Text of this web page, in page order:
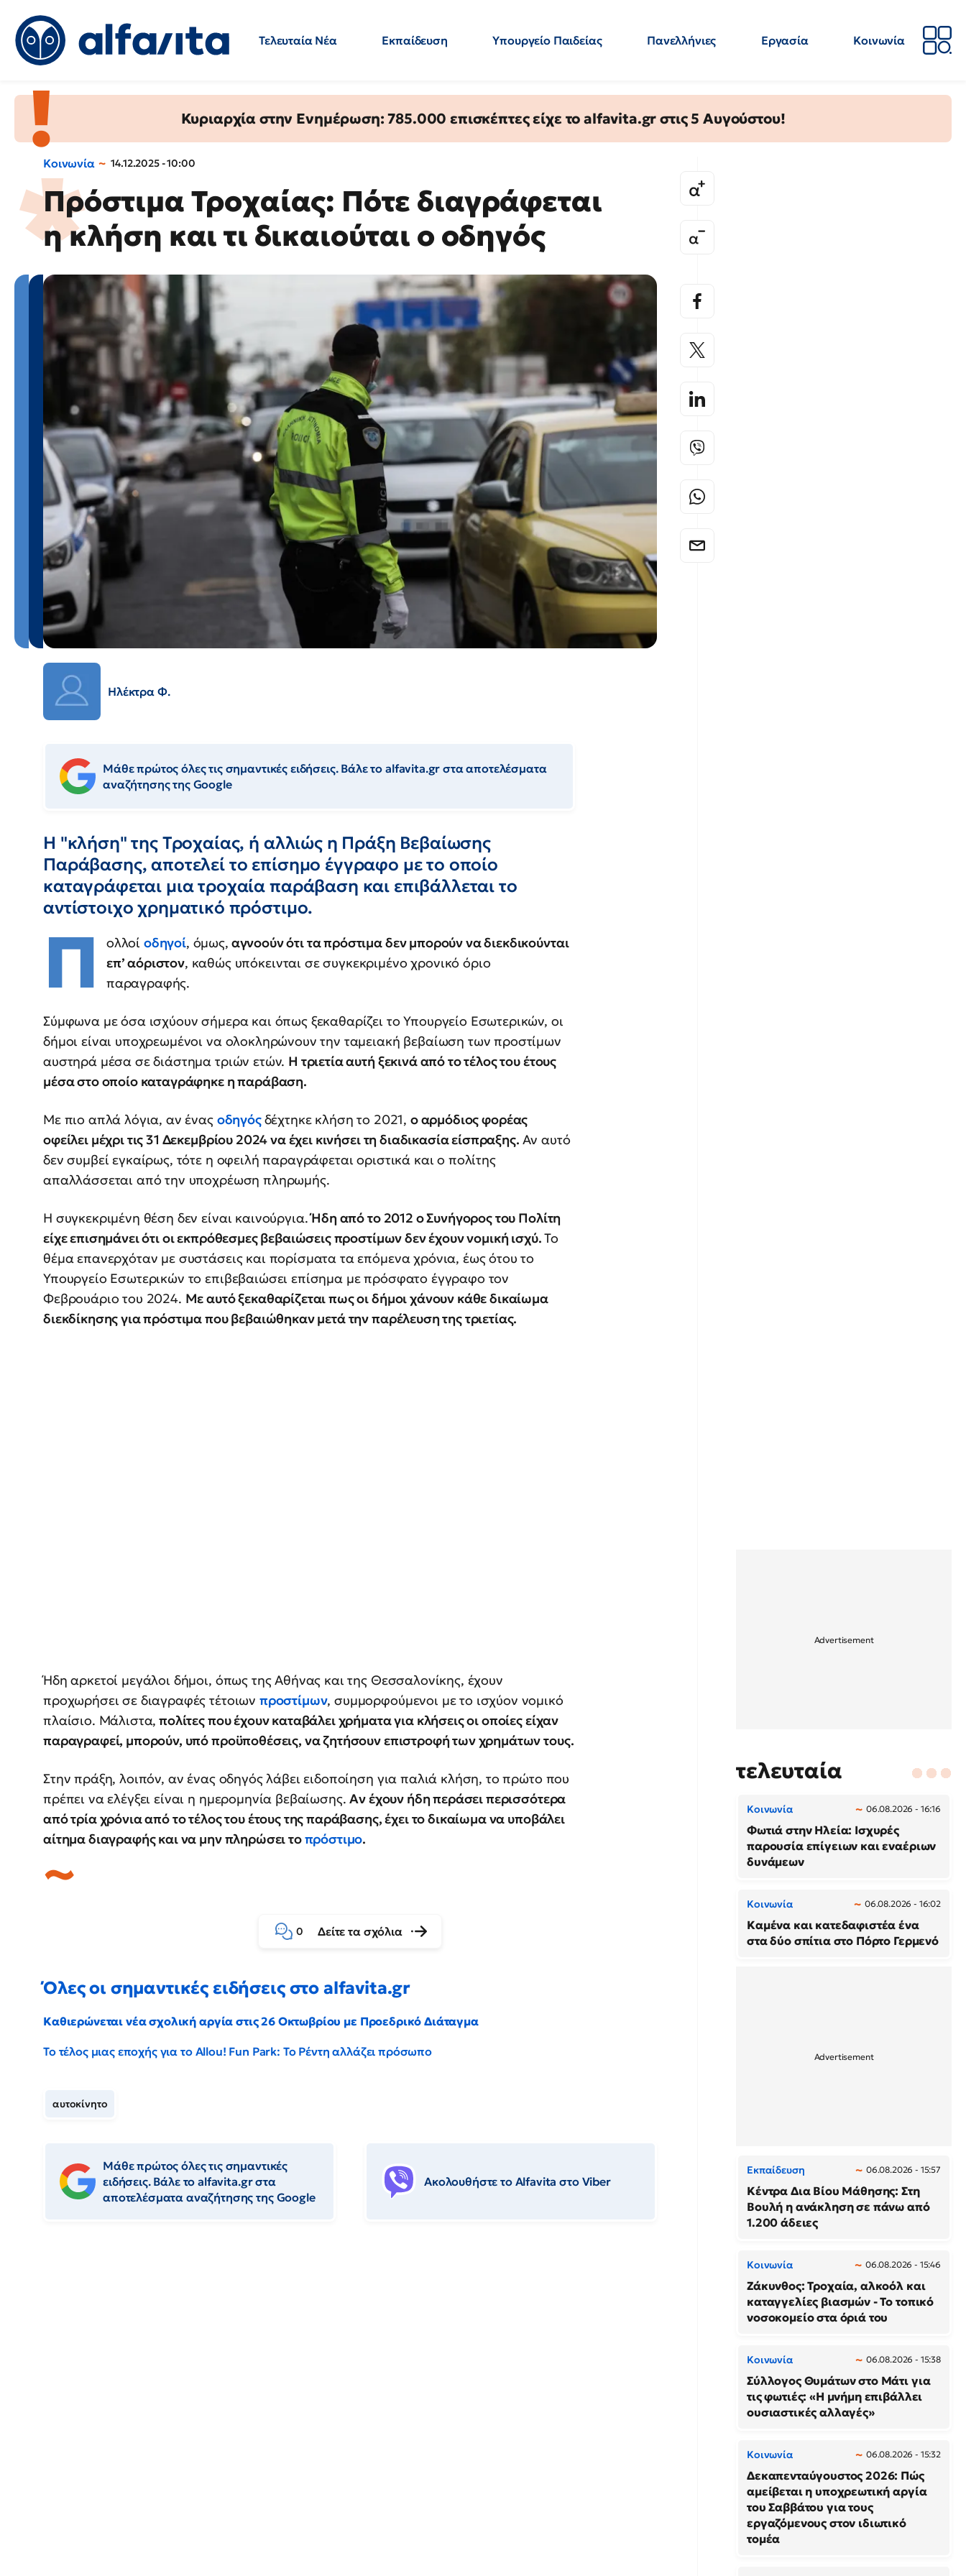
Τελευταία Νέα Εκπαίδευση Υπουργείο Παιδείας Πανελλήνιες Εργασία
Κοινωνία
Κυριαρχία στην Ενημέρωση: 785.000 επισκέπτες είχε το alfavita.gr στις 5 Αυγούστου!
Κοινωνία 14.12.2025 - 10:00
Πρόστιμα Τροχαίας: Πότε διαγράφεται
η κλήση και τι δικαιούται ο οδηγός
Ηλέκτρα Φ.
Μάθε πρώτος όλες τις σημαντικές ειδήσεις. Βάλε το alfavita.gr στα αποτελέσματα
αναζήτησης της Google
Η "κλήση" της Τροχαίας, ή αλλιώς η Πράξη Βεβαίωσης
Παράβασης, αποτελεί το επίσημο έγγραφο με το οποίο
καταγράφεται μια τροχαία παράβαση και επιβάλλεται το
αντίστοιχο χρηματικό πρόστιμο.
Π ολλοί οδηγοί, όμως, αγνοούν ότι τα πρόστιμα δεν μπορούν να διεκδικούνται
επ’ αόριστον, καθώς υπόκεινται σε συγκεκριμένο χρονικό όριο
παραγραφής.
Σύμφωνα με όσα ισχύουν σήμερα και όπως ξεκαθαρίζει το Υπουργείο Εσωτερικών, οι
δήμοι είναι υποχρεωμένοι να ολοκληρώνουν την ταμειακή βεβαίωση των προστίμων
αυστηρά μέσα σε διάστημα τριών ετών. Η τριετία αυτή ξεκινά από το τέλος του έτους
μέσα στο οποίο καταγράφηκε η παράβαση.
Με πιο απλά λόγια, αν ένας οδηγόςδέχτηκε κλήση το 2021, ο αρμόδιος φορέας
οφείλει μέχρι τις 31 Δεκεμβρίου 2024 να έχει κινήσει τη διαδικασία είσπραξης. Αν αυτό
δεν συμβεί εγκαίρως, τότε η οφειλή παραγράφεται οριστικά και ο πολίτης
απαλλάσσεται από την υποχρέωση πληρωμής.
Η συγκεκριμένη θέση δεν είναι καινούργια.Ήδη από το 2012 ο Συνήγορος του Πολίτη
είχε επισημάνει ότι οι εκπρόθεσμες βεβαιώσεις προστίμων δεν έχουν νομική ισχύ.Το
θέμα επανερχόταν με συστάσεις και πορίσματα τα επόμενα χρόνια, έως ότου το
Υπουργείο Εσωτερικών το επιβεβαιώσει επίσημα με πρόσφατο έγγραφο τον
Φεβρουάριο του 2024. Με αυτό ξεκαθαρίζεται πως οι δήμοι χάνουν κάθε δικαίωμα
διεκδίκησης για πρόστιμα που βεβαιώθηκαν μετά την παρέλευση της τριετίας.
Ήδη αρκετοί μεγάλοι δήμοι, όπως της Αθήνας και της Θεσσαλονίκης, έχουν
προχωρήσει σε διαγραφές τέτοιων προστίμων, συμμορφούμενοι με το ισχύον νομικό
πλαίσιο. Μάλιστα, πολίτες που έχουν καταβάλει χρήματα για κλήσεις οι οποίες είχαν
παραγραφεί, μπορούν, υπό προϋποθέσεις, να ζητήσουν επιστροφή των χρημάτων τους.
Στην πράξη, λοιπόν, αν ένας οδηγός λάβει ειδοποίηση για παλιά κλήση, το πρώτο που
πρέπει να ελέγξει είναι η ημερομηνία βεβαίωσης.Αν έχουν ήδη περάσει περισσότερα
από τρία χρόνια από το τέλος του έτους της παράβασης, έχει το δικαίωμα να υποβάλει
αίτημα διαγραφής και να μην πληρώσει τοπρόστιμο.
0 Δείτε τα σχόλια
Όλες οι σημαντικές ειδήσεις στο alfavita.gr
Καθιερώνεται νέα σχολική αργία στις 26 Οκτωβρίου με Προεδρικό Διάταγμα
Το τέλος μιας εποχής για το Allou! Fun Park: Το Ρέντη αλλάζει πρόσωπο
αυτοκίνητο
Μάθε πρώτος όλες τις σημαντικές
ειδήσεις. Βάλε το alfavita.gr στα
αποτελέσματα αναζήτησης της Google
Ακολουθήστε το Αlfavita στο Viber
τελευταία
Κοινωνία 06.08.2026 - 16:16
Φωτιά στην Ηλεία: Ισχυρές
παρουσία επίγειων και εναέριων
δυνάμεων
Κοινωνία 06.08.2026 - 16:02
Καμένα και κατεδαφιστέα ένα
στα δύο σπίτια στο Πόρτο Γερμενό
Εκπαίδευση 06.08.2026 - 15:57
Κέντρα Δια Βίου Μάθησης: Στη
Βουλή η ανάκληση σε πάνω από
1.200 άδειες
Κοινωνία 06.08.2026 - 15:46
Ζάκυνθος: Τροχαία, αλκοόλ και
καταγγελίες βιασμών - Το τοπικό
νοσοκομείο στα όριά του
Κοινωνία 06.08.2026 - 15:38
Σύλλογος Θυμάτων στο Μάτι για
τις φωτιές: «Η μνήμη επιβάλλει
ουσιαστικές αλλαγές»
Κοινωνία 06.08.2026 - 15:32
Δεκαπενταύγουστος 2026: Πώς
αμείβεται η υποχρεωτική αργία
του Σαββάτου για τους
εργαζόμενους στον ιδιωτικό
τομέα